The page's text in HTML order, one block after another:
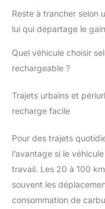
Reste à trancher selon
lui qui départage le
Quel véhicule choisir
rechargeable ?
Trajets urbains et
recharge facile
Pour des trajets
l’avantage si le
travail. Les 20 à 100
souvent les
consommation de